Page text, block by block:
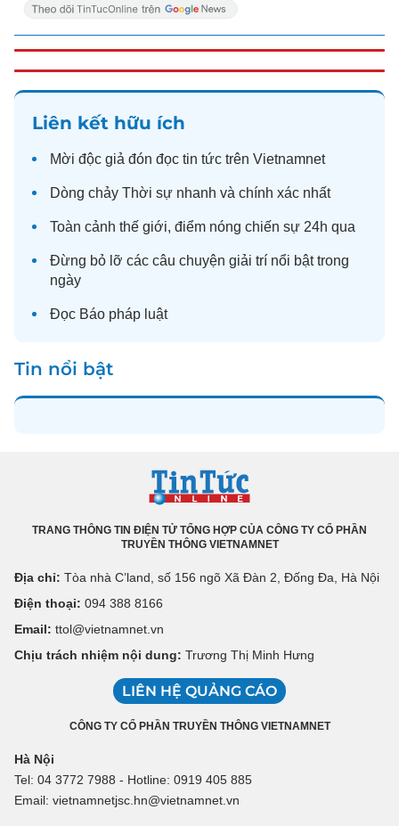
Liên kết hữu ích
Mời độc giả đón đọc tin tức trên Vietnamnet
Dòng chảy Thời sự nhanh và chính xác nhất
Toàn cảnh thế giới, điểm nóng chiến sự 24h qua
Đừng bỏ lỡ các câu chuyện giải trí nổi bật trong
ngày
Đọc Báo pháp luật
Tin nổi bật
TRANG THÔNG TIN ĐIỆN TỬ TỔNG HỢP CỦA CÔNG TY CỔ PHẦN
TRUYỀN THÔNG VIETNAMNET
Địa chỉ: Tòa nhà C’land, số 156 ngõ Xã Đàn 2, Đống Đa, Hà Nội
Điện thoại: 094 388 8166
Email: ttol@vietnamnet.vn
Chịu trách nhiệm nội dung: Trương Thị Minh Hưng
LIÊN HỆ QUẢNG CÁO
CÔNG TY CỔ PHẦN TRUYỀN THÔNG VIETNAMNET
Hà Nội
Tel: 04 3772 7988 - Hotline: 0919 405 885
Email: vietnamnetjsc.hn@vietnamnet.vn